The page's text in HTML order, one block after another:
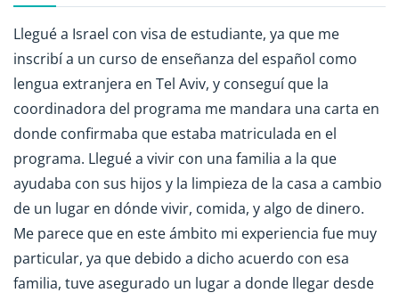
Llegué a Israel con visa de estudiante, ya que me
inscribí a un curso de enseñanza del español como
lengua extranjera en Tel Aviv, y conseguí que la
coordinadora del programa me mandara una carta en
donde confirmaba que estaba matriculada en el
programa. Llegué a vivir con una familia a la que
ayudaba con sus hijos y la limpieza de la casa a cambio
de un lugar en dónde vivir, comida, y algo de dinero.
Me parece que en este ámbito mi experiencia fue muy
particular, ya que debido a dicho acuerdo con esa
familia, tuve asegurado un lugar a donde llegar desde